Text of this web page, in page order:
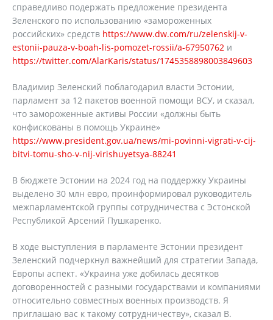
справедливо подержать предложение президента
Зеленского по использованию «замороженных
российских» средств https://www.dw.com/ru/zelenskij-v-
estonii-pauza-v-boah-lis-pomozet-rossii/a-67950762 и
https://twitter.com/AlarKaris/status/1745358898003849603
Владимир Зеленский поблагодарил власти Эстонии,
парламент за 12 пакетов военной помощи ВСУ, и сказал,
что замороженные активы России «должны быть
конфискованы в помощь Украине»
https://www.president.gov.ua/news/mi-povinni-vigrati-v-cij-
bitvi-tomu-sho-v-nij-virishuyetsya-88241
В бюджете Эстонии на 2024 год на поддержку Украины
выделено 30 млн евро, проинформировал руководитель
межпарламентской группы сотрудничества с Эстонской
Республикой Арсений Пушкаренко.
В ходе выступления в парламенте Эстонии президент
Зеленский подчеркнул важнейший для стратегии Запада,
Европы аспект. «Украина уже добилась десятков
договоренностей с разными государствами и компаниями
относительно совместных военных производств. Я
приглашаю вас к такому сотрудничеству», сказал В.